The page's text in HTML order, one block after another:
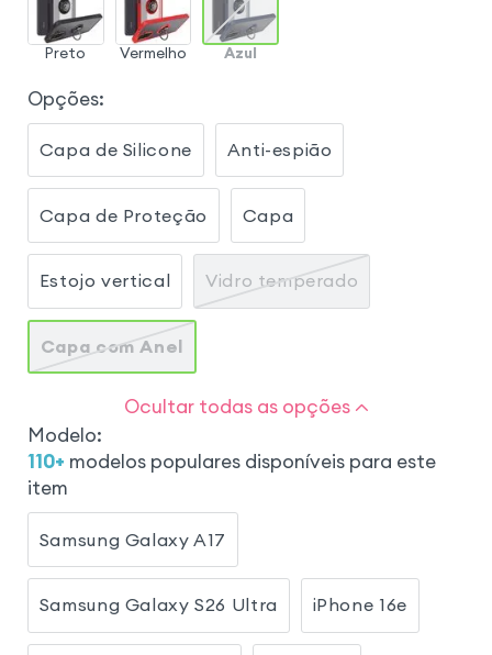
Preto Vermelho Azul
Opções:
Capa de Silicone Anti-espião
Capa de Proteção Capa
Estojo vertical Vidro temperado
Capa com Anel
Ocultar todas as opções
Modelo:
110+ modelos populares disponíveis para este
item
Samsung Galaxy A17
Samsung Galaxy S26 Ultra iPhone 16e